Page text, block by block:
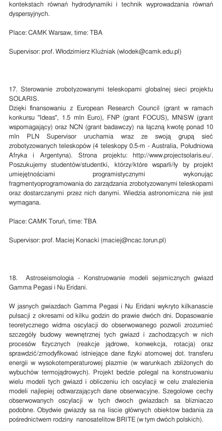
kontekstach równań hydrodynamiki i technik wyprowadzania równań
dyspersyjnych.
Place: CAMK Warsaw, time: TBA
Supervisor: prof. Włodzimierz Kluźniak (wlodek@camk.edu.pl)
17. Sterowanie zrobotyzowanymi teleskopami globalnej sieci projektu
SOLARIS.
Dzięki finansowaniu z European Research Council (grant w ramach
konkursu "Ideas", 1.5 mln Euro), FNP (grant FOCUS), MNiSW (grant
wspomagający) oraz NCN (grant badawczy) na łączną kwotę ponad 10
mln PLN Supervisor uruchamia wraz ze swoją grupą sieć
zrobotyzowanych teleskopów (4 teleskopy 0.5-m - Australia, Południowa
Afryka i Argentyna). Strona projektu: http://www.projectsolaris.eu/.
Poszukujemy studentów/studentki, którzy/które wsparli/ły by projekt
umiejętnościami programistycznymi wykonując
fragmentyoprogramowania do zarządzania zrobotyzowanymi teleskopami
oraz dostarczanymi przez nich danymi. Wiedzia astronomiczna nie jest
wymagana.
Place: CAMK Toruń, time: TBA
Supervisor: prof. Maciej Konacki (maciej@ncac.torun.pl)
18. Astroseismologia - Konstruowanie modeli sejsmicznych gwiazd
Gamma Pegasi i Nu Eridani.
W jasnych gwiazdach Gamma Pegasi i Nu Eridani wykryto kilkanascie
pulsacji z okresami od kilku godzin do prawie dwóch dni. Dopasowanie
teoretycznego widma oscylacji do obserwowanego pozwoli zrozumieć
szczegóły budowy wewnętrznej tych gwiazd i zachodzących w nich
procesów fizycznych (reakcje jądrowe, konwekcja, rotacja) oraz
sprawdzić/zmodyfikować istniejące dane fizyki atomowej dot. transferu
energii w wysokotemperaturowej plazmie (w warunkach zbliżonych do
wybuchów termojądrowych). Projekt bedzie polegal na konstruowaniu
wielu modeli tych gwiazd i obliczeniu ich oscylacji w celu znalezienia
modeli najlepiej odtwarzających dane obserwacyjne. Szegolowe cechy
obserwowanych oscylacji w tych dwoch gwiazdach sa blizniaczo
podobne. Obydwie gwiazdy sa na liscie głównych obiektow badania za
pośrednictwem rodziny nanosatelitow BRITE (w tym dwóch polskich).